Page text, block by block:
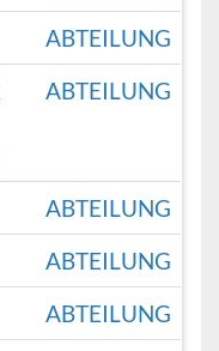
ABTEILUNG
ABTEILUNG
ABTEILUNG
ABTEILUNG
ABTEILUNG